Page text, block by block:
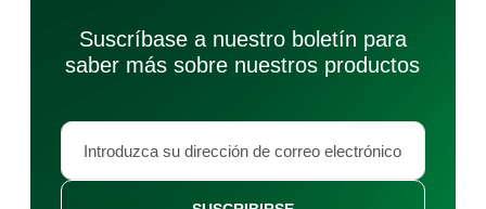
Suscríbase a nuestro boletín para
saber más sobre nuestros productos